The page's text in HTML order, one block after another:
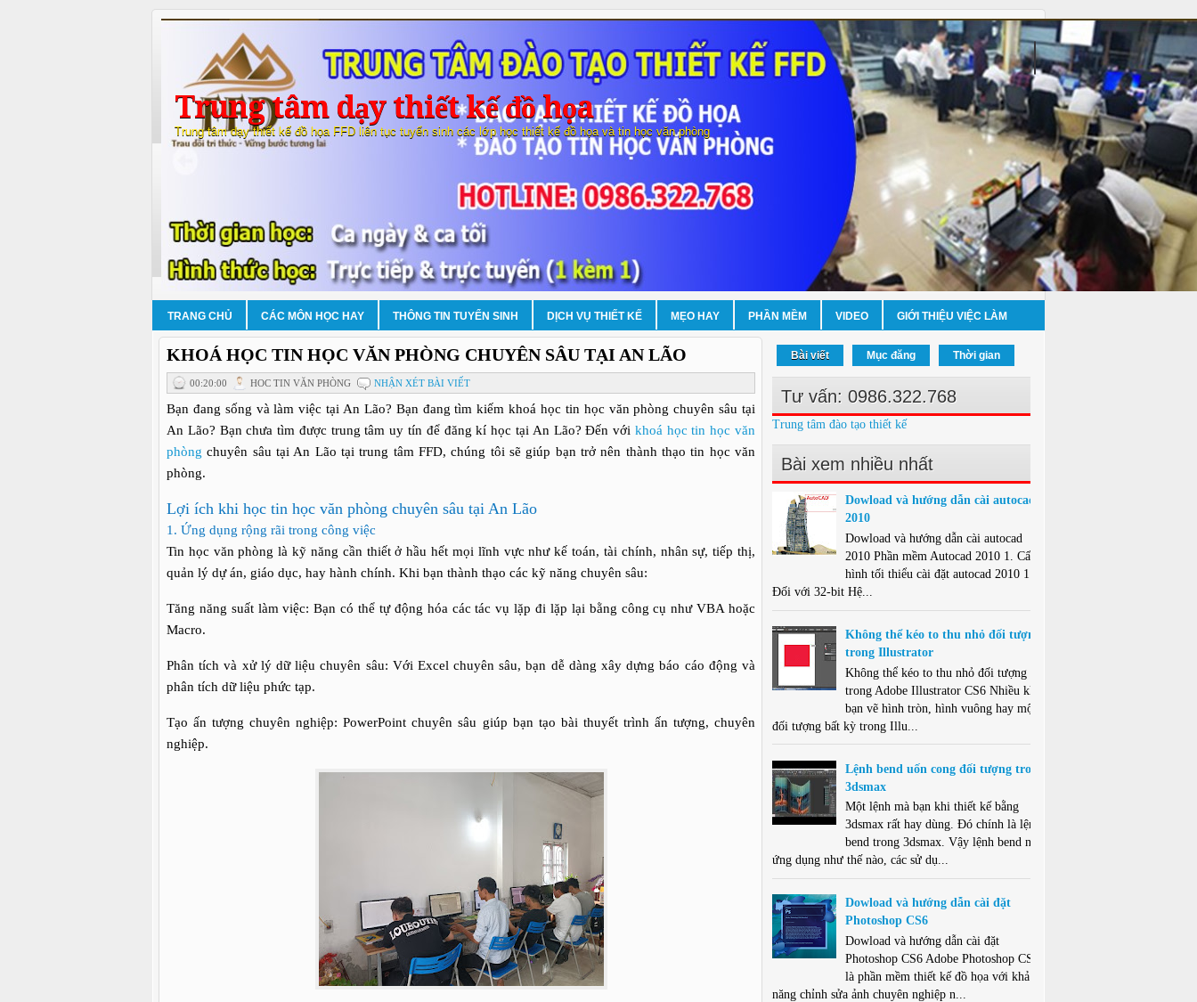
Trung tâm dạy thiết kế đồ họa
Trung tâm dạy thiết kế đồ họa FFD liên tục tuyển sinh các lớp học thiết kế đồ họa và tin học văn phòng
TRANG CHỦ CÁC MÔN HỌC HAY THÔNG TIN TUYỂN SINH DỊCH VỤ THIẾT KẾ MẸO HAY PHẦN MỀM VIDEO GIỚI THIỆU VIỆC LÀM
KHOÁ HỌC TIN HỌC VĂN PHÒNG CHUYÊN SÂU TẠI AN LÃO
00:20:00 HOC TIN VĂN PHÒNG NHẬN XÉT BÀI VIẾT
Bạn đang sống và làm việc tại An Lão? Bạn đang tìm kiếm khoá học tin học văn phòng chuyên sâu tại
An Lão? Bạn chưa tìm được trung tâm uy tín để đăng kí học tại An Lão? Đến với khoá học tin học văn
phòng chuyên sâu tại An Lão tại trung tâm FFD, chúng tôi sẽ giúp bạn trở nên thành thạo tin học văn
phòng.
Lợi ích khi học tin học văn phòng chuyên sâu tại An Lão
1. Ứng dụng rộng rãi trong công việc
Tin học văn phòng là kỹ năng cần thiết ở hầu hết mọi lĩnh vực như kế toán, tài chính, nhân sự, tiếp thị,
quản lý dự án, giáo dục, hay hành chính. Khi bạn thành thạo các kỹ năng chuyên sâu:
Tăng năng suất làm việc: Bạn có thể tự động hóa các tác vụ lặp đi lặp lại bằng công cụ như VBA hoặc
Macro.
Phân tích và xử lý dữ liệu chuyên sâu: Với Excel chuyên sâu, bạn dễ dàng xây dựng báo cáo động và
phân tích dữ liệu phức tạp.
Tạo ấn tượng chuyên nghiệp: PowerPoint chuyên sâu giúp bạn tạo bài thuyết trình ấn tượng, chuyên
nghiệp.
Bài viết Mục đăng Thời gian
Tư vấn: 0986.322.768
Trung tâm đào tạo thiết kế
Bài xem nhiều nhất
Dowload và hướng dẫn cài autocad
2010
Dowload và hướng dẫn cài autocad
2010 Phần mềm Autocad 2010 1. Cấu
hình tối thiểu cài đặt autocad 2010 1.1.
Đối với 32-bit Hệ...
Không thể kéo to thu nhỏ đối tượng
trong Illustrator
Không thể kéo to thu nhỏ đối tượng
trong Adobe Illustrator CS6 Nhiều khi
bạn vẽ hình tròn, hình vuông hay một
đối tượng bất kỳ trong Illu...
Lệnh bend uốn cong đối tượng trong
3dsmax
Một lệnh mà bạn khi thiết kế bằng
3dsmax rất hay dùng. Đó chính là lệnh
bend trong 3dsmax. Vậy lệnh bend này
ứng dụng như thế nào, các sử dụ...
Dowload và hướng dẫn cài đặt
Photoshop CS6
Dowload và hướng dẫn cài đặt
Photoshop CS6 Adobe Photoshop CS6
là phần mềm thiết kế đồ họa với khả
năng chỉnh sửa ảnh chuyên nghiệp n...